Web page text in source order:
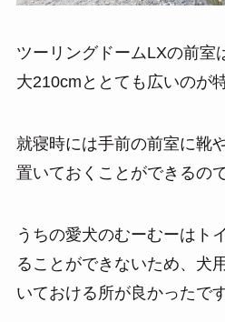
ツーリングドームLXの前室
大210cmととても広いのが
就寝時には手前の前室に靴
置いておくことができるの
うちの愛犬のむーむーはト
ることができないため、犬
いておける所が良かったです